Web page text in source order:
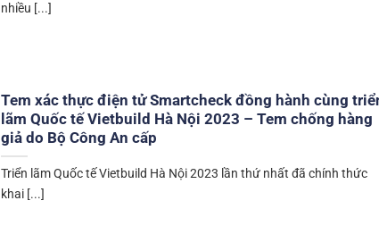
nhiều [...]
Tem xác thực điện tử Smartcheck đồng hành cùng
lãm Quốc tế Vietbuild Hà Nội 2023 – Tem chống hàng
giả do Bộ Công An cấp
Triển lãm Quốc tế Vietbuild Hà Nội 2023 lần thứ nhất đã chính thức
khai [...]